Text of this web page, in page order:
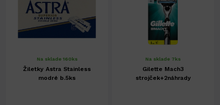
Na sklade 160ks
Žiletky Astra Stainless
modré b.5ks
Na sklade 7ks
Gilette Mach3
strojček+2náhrady